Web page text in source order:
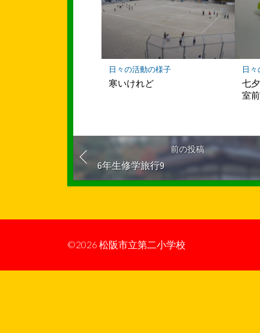
日々の活動の様子
寒いけれど
日
七
室
前の投稿
6年生修学旅行9
©2026 松阪市立第二小学校